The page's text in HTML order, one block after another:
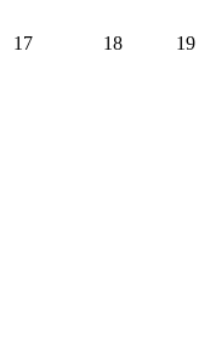
17 18 19